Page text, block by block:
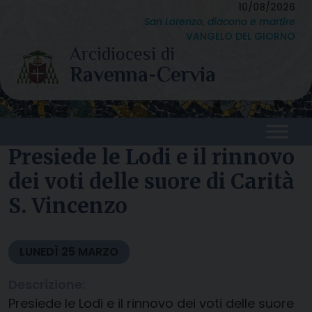
content
10/08/2026
San Lorenzo, diacono e martire
VANGELO DEL GIORNO
Presiede le Lodi e il rinnovo
dei voti delle suore di Carità
S. Vincenzo
LUNEDÌ 25 MARZO
Presiede le Lodi e il rinnovo dei voti delle suore